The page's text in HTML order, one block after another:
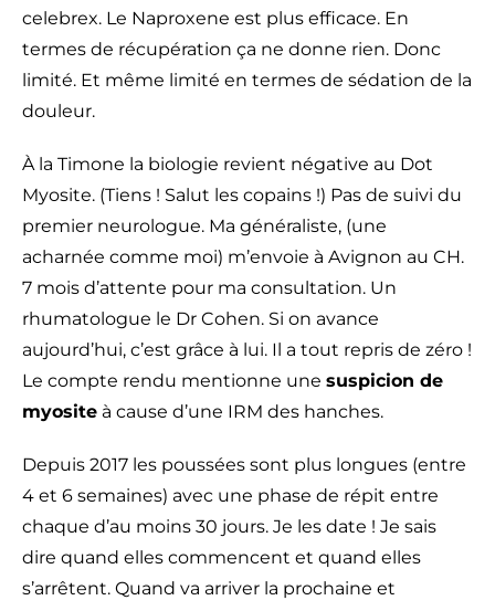
celebrex. Le Naproxene est plus efficace. En
termes de récupération ça ne donne rien. Donc
limité. Et même limité en termes de sédation de la
douleur.
À la Timone la biologie revient négative au Dot
Myosite. (Tiens ! Salut les copains !) Pas de suivi du
premier neurologue. Ma généraliste, (une
acharnée comme moi) m’envoie à Avignon au CH.
7 mois d’attente pour ma consultation. Un
rhumatologue le Dr Cohen. Si on avance
aujourd’hui, c’est grâce à lui. Il a tout repris de zéro !
Le compte rendu mentionne une suspicion de
myosite à cause d’une IRM des hanches.
Depuis 2017 les poussées sont plus longues (entre
4 et 6 semaines) avec une phase de répit entre
chaque d’au moins 30 jours. Je les date ! Je sais
dire quand elles commencent et quand elles
s’arrêtent. Quand va arriver la prochaine et